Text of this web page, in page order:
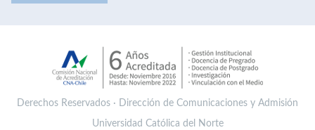
Derechos Reservados · Dirección de Comunicaciones y Admisión
Universidad Católica del Norte